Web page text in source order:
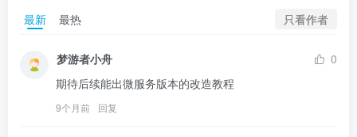
最新 最热 只看作者
梦游者小舟
0
期待后续能出微服务版本的改造教程
9个月前 回复